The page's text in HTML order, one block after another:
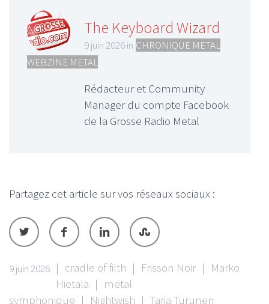
The Keyboard Wizard
9 juin 2026 in CHRONIQUE METAL
WEBZINE METAL
Rédacteur et Community
Manager du compte Facebook
de la Grosse Radio Metal
Partagez cet article sur vos réseaux sociaux :
9 juin 2026 | cradle of filth | Frisson Noir | Marko
Hietala | metal
symphonique | Nightwish | Tarja Turunen